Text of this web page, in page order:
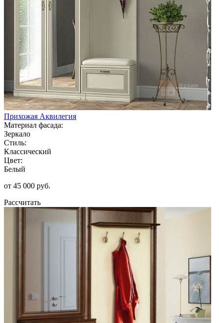
Прихожая Аквилегия
Материал фасада:
Зеркало
Стиль:
Классический
Цвет:
Белый
от 45 000 руб.
Рассчитать